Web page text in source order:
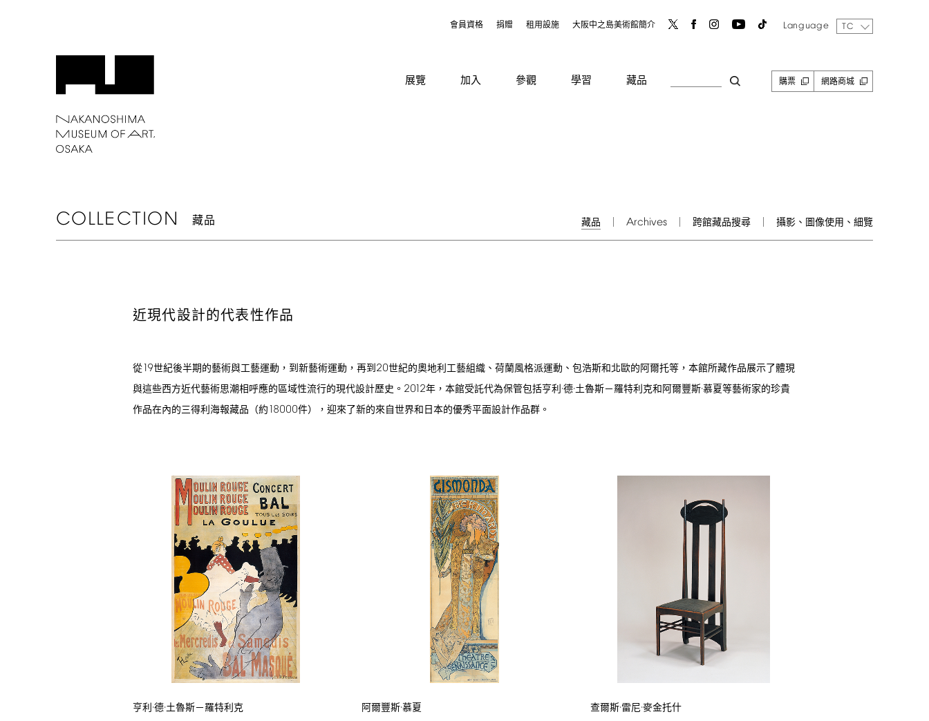
會員資格 捐贈 租用設施 大阪中之島美術館簡介 Language TC
展覽 加入 參觀 學習 藏品 購票 網路商城
COLLECTION 藏品 藏品 Archives 跨館藏品搜尋 攝影、圖像使用、細覽
近現代設計的代表性作品
從19世紀後半期的藝術與工藝運動，到新藝術運動，再到20世紀的奧地利工藝組織、荷蘭風格派運動、包浩斯和北歐的阿爾托等，本館所藏作品展示了體現
與這些西方近代藝術思潮相呼應的區域性流行的現代設計歷史。 2012年，本館受託代為保管包括亨利·德·土魯斯－羅特利克和阿爾豐斯·慕夏等藝術家的珍貴
作品在內的三得利海報藏品（約18000件），迎來了新的來自世界和日本的優秀平面設計作品群。
亨利·德·土魯斯－羅特利克
阿爾豐斯·慕夏
查爾斯·雷尼·麥金托什